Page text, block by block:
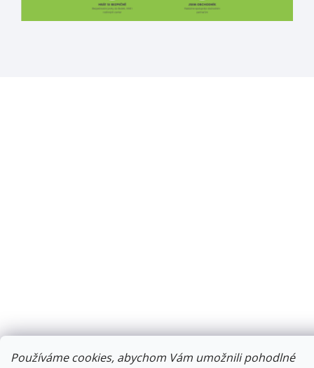
Používáme cookies, abychom Vám umožnili pohodlné